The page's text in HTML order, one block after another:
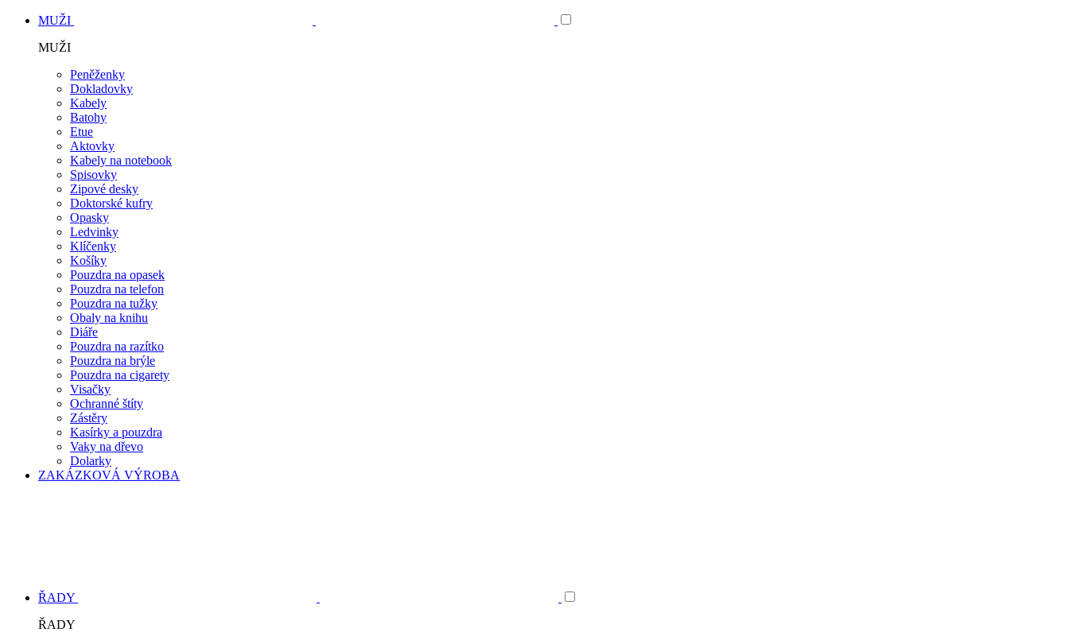
MUŽI
MUŽI
Peněženky
Dokladovky
Kabely
Batohy
Etue
Aktovky
Kabely na notebook
Spisovky
Zipové desky
Doktorské kufry
Opasky
Ledvinky
Klíčenky
Košíky
Pouzdra na opasek
Pouzdra na telefon
Pouzdra na tužky
Obaly na knihu
Diáře
Pouzdra na razítko
Pouzdra na brýle
Pouzdra na cigarety
Visačky
Ochranné štíty
Zástěry
Kasírky a pouzdra
Vaky na dřevo
Dolarky
ZAKÁZKOVÁ VÝROBA
ŘADY
ŘADY